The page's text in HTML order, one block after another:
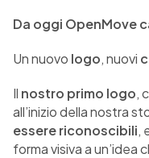
Da oggi OpenMove
Un nuovo logo, nuovi
Il nostro primo logo,
all’inizio della nostra
essere riconoscibili,
forma visiva a